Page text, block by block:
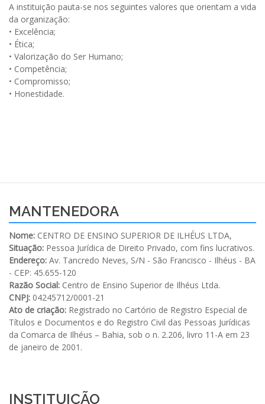
A instituição pauta-se nos seguintes valores que orientam a vida
da organização:
• Excelência;
• Ética;
• Valorização do Ser Humano;
• Competência;
• Compromisso;
• Honestidade.
MANTENEDORA
Nome: CENTRO DE ENSINO SUPERIOR DE ILHÉUS LTDA,
Situação: Pessoa Jurídica de Direito Privado, com fins lucrativos.
Endereço: Av. Tancredo Neves, S/N - São Francisco - Ilhéus - BA
- CEP: 45.655-120
Razão Social: Centro de Ensino Superior de Ilhéus Ltda.
CNPJ: 04245712/0001-21
Ato de criação: Registrado no Cartório de Registro Especial de
Títulos e Documentos e do Registro Civil das Pessoas Jurídicas
da Comarca de Ilhéus – Bahia, sob o n. 2.206, livro 11-A em 23
de janeiro de 2001.
INSTITUIÇÃO